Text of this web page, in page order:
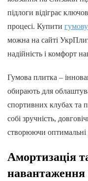
підлоги відіграє
процесі. Купити
можна на сайті
надійність і комфорт
Гумова плитка –
обирають для
спортивних клубах та
собі зручність,
створюючи оптимальні
Амортизація
навантаження